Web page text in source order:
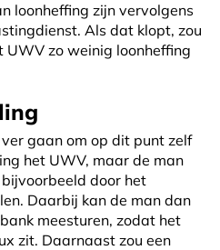
loonheffing zijn vervolgens
Als dat klopt, zou
zo weinig loonheffing
gaan om op dit punt zelf
het UWV, maar de man
door het
Daarbij kan de man dan
meesturen, zodat het
zit. Daarnaast zou een